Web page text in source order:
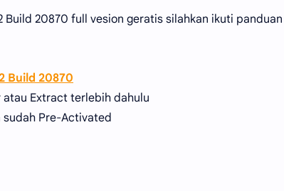
20870 full vesion geratis silahkan ikuti panduan
Build 20870
Extract terlebih dahulu
Pre-Activated